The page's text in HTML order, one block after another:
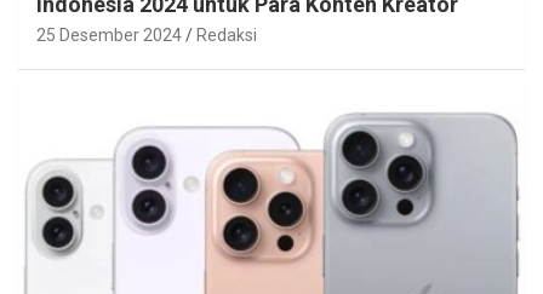
25 Desember 2024 Redaksi